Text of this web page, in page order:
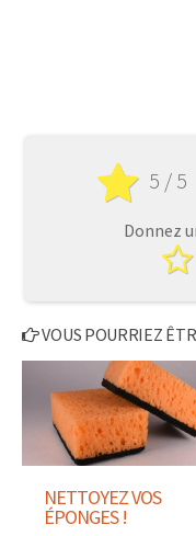
5 / 5
Donnez
VOUS POURRIEZ
NETTOYEZ VOS
ÉPONGES !